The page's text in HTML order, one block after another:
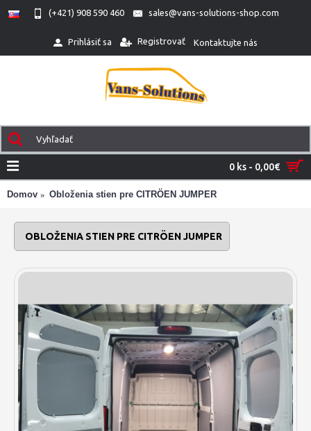
(+421) 908 590 460 sales@vans-solutions-shop.com
Prihlásiť sa Registrovať Kontaktujte nás
0 ks - 0,00€
Domov Obloženia stien pre CITRÖEN JUMPER
OBLOŽENIA STIEN PRE CITRÖEN JUMPER